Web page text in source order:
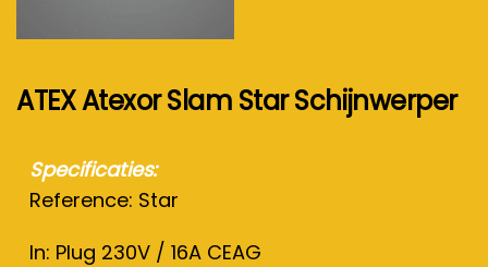
ATEX Atexor Slam Star Schijnwerper
Specificaties:
Reference: Star
In: Plug 230V / 16A CEAG